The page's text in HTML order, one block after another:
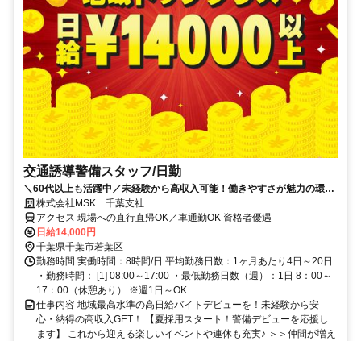
交通誘導警備スタッフ/日勤
＼60代以上も活躍中／未経験から高収入可能！働きやすさが魅力の環境
で警備員デビューをしませんか！【月収28万円可能！日払いもOK！】
勤務3日前迄シフト申請が可能です！週1日～・短期もOK！あなたのラ
イフスタイルに合わせてお仕事しませんか！警備に関する資格をお持ち
の方優遇します！年代幅広く活躍しています。
株式会社MSK 千葉支社
アクセス 現場への直行直帰OK／車通勤OK 資格者優遇
日給14,000円
千葉県千葉市若葉区
勤務時間 実働時間：8時間/日 平均勤務日数：1ヶ月あたり4日～20日
・勤務時間： [1] 08:00～17:00 ・最低勤務日数（週）：1日 8：00～
17：00（休憩あり） ※週1日～OK...
仕事内容 地域最高水準の高日給バイトデビューを！未経験から安
心・納得の高収入GET！ 【夏採用スタート！警備デビューを応援し
ます】 これから迎える楽しいイベントや連休も充実♪ ＞＞仲間が増え